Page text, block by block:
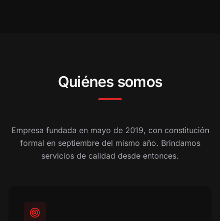
Quiénes somos
Empresa fundada en mayo de 2019, con constitución
formal en septiembre del mismo año. Brindamos
servicios de calidad desde entonces.